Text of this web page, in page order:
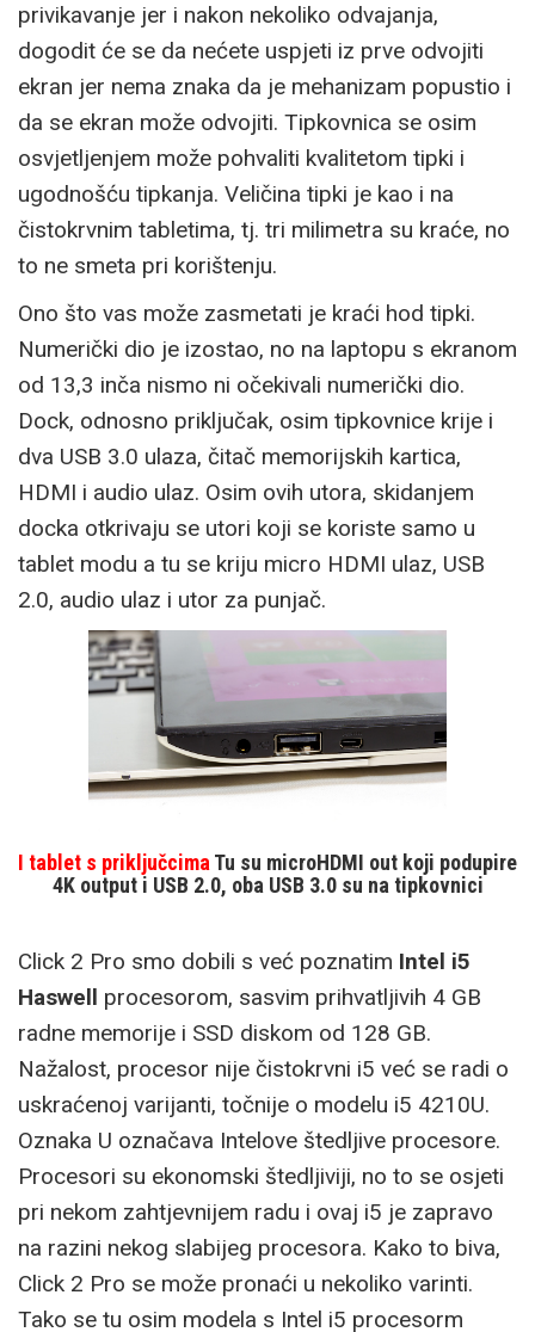
privikavanje jer i nakon nekoliko odvajanja,
dogodit će se da nećete uspjeti iz prve odvojiti
ekran jer nema znaka da je mehanizam popustio i
da se ekran može odvojiti. Tipkovnica se osim
osvjetljenjem može pohvaliti kvalitetom tipki i
ugodnošću tipkanja. Veličina tipki je kao i na
čistokrvnim tabletima, tj. tri milimetra su kraće, no
to ne smeta pri korištenju.
Ono što vas može zasmetati je kraći hod tipki.
Numerički dio je izostao, no na laptopu s ekranom
od 13,3 inča nismo ni očekivali numerički dio.
Dock, odnosno priključak, osim tipkovnice krije i
dva USB 3.0 ulaza, čitač memorijskih kartica,
HDMI i audio ulaz. Osim ovih utora, skidanjem
docka otkrivaju se utori koji se koriste samo u
tablet modu a tu se kriju micro HDMI ulaz, USB
2.0, audio ulaz i utor za punjač.
I tablet s priključcimaTu su microHDMI out koji podupire
4K output i USB 2.0, oba USB 3.0 su na tipkovnici
Click 2 Pro smo dobili s već poznatim Intel i5
Haswell procesorom, sasvim prihvatljivih 4 GB
radne memorije i SSD diskom od 128 GB.
Nažalost, procesor nije čistokrvni i5 već se radi o
uskraćenoj varijanti, točnije o modelu i5 4210U.
Oznaka U označava Intelove štedljive procesore.
Procesori su ekonomski štedljiviji, no to se osjeti
pri nekom zahtjevnijem radu i ovaj i5 je zapravo
na razini nekog slabijeg procesora. Kako to biva,
Click 2 Pro se može pronaći u nekoliko varinti.
Tako se tu osim modela s Intel i5 procesorm